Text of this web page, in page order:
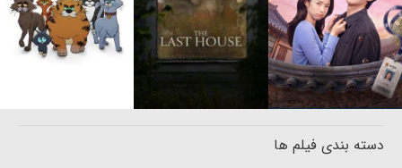
دسته بندی فیلم ها